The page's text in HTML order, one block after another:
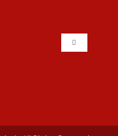
Toggle
Navigation